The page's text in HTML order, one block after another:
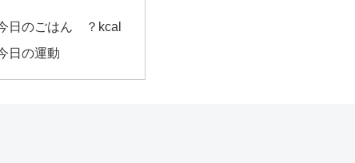
日のごはん ？kcal
日の運動